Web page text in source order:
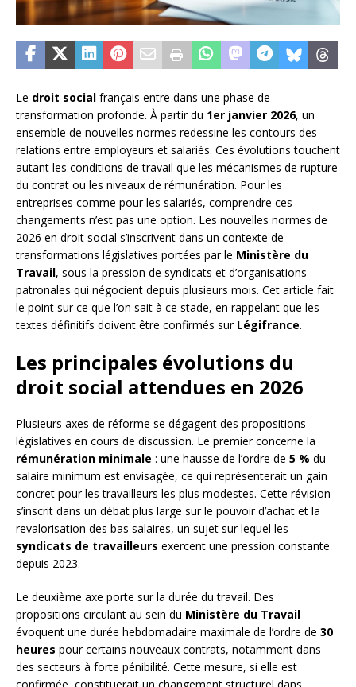
Le droit social français entre dans une phase de
transformation profonde. À partir du 1er janvier 2026, un
ensemble de nouvelles normes redessine les contours des
relations entre employeurs et salariés. Ces évolutions touchent
autant les conditions de travail que les mécanismes de rupture
du contrat ou les niveaux de rémunération. Pour les
entreprises comme pour les salariés, comprendre ces
changements n’est pas une option. Les nouvelles normes de
2026 en droit social s’inscrivent dans un contexte de
transformations législatives portées par le Ministère du
Travail, sous la pression de syndicats et d’organisations
patronales qui négocient depuis plusieurs mois. Cet article fait
le point sur ce que l’on sait à ce stade, en rappelant que les
textes définitifs doivent être confirmés sur Légifrance.
Les principales évolutions du
droit social attendues en 2026
Plusieurs axes de réforme se dégagent des propositions
législatives en cours de discussion. Le premier concerne la
rémunération minimale : une hausse de l’ordre de 5 % du
salaire minimum est envisagée, ce qui représenterait un gain
concret pour les travailleurs les plus modestes. Cette révision
s’inscrit dans un débat plus large sur le pouvoir d’achat et la
revalorisation des bas salaires, un sujet sur lequel les
syndicats de travailleurs exercent une pression constante
depuis 2023.
Le deuxième axe porte sur la durée du travail. Des
propositions circulant au sein du Ministère du Travail
évoquent une durée hebdomadaire maximale de l’ordre de 30
heures pour certains nouveaux contrats, notamment dans
des secteurs à forte pénibilité. Cette mesure, si elle est